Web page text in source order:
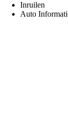
Inruilen
Auto